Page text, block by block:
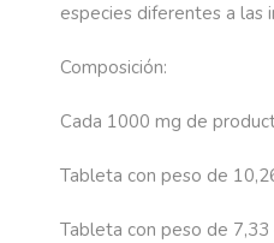
especies diferentes a las
Composición:
Cada 1000 mg de
Tableta con peso de
Tableta con peso de